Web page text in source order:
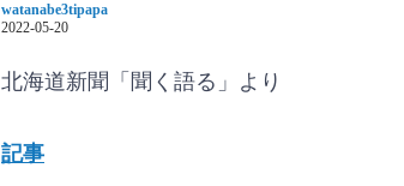
watanabe3tipapa
2022-05-20
北海道新聞「聞く語る」より
記事